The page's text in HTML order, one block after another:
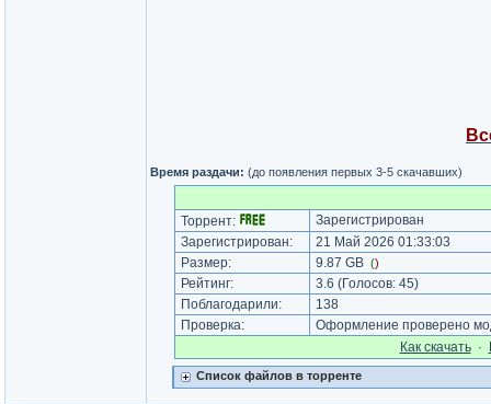
Время раздачи: (до появления первых 3-5 скачавших)
Торрент:
Зарегистрирован
Зарегистрирован:
21 Май 2026 01:33:03
Размер:
9.87 GB ()
Рейтинг: 3.6 (Голосов: 45)
Поблагодарили:
138
Проверка:
Оформление проверено
Как cкачать·
Список файлов в торренте